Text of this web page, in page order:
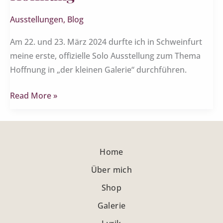
Ausstellungen, Blog
Am 22. und 23. März 2024 durfte ich in Schweinfurt
meine erste, offizielle Solo Ausstellung zum Thema
Hoffnung in „der kleinen Galerie“ durchführen.
Read More »
Home
Über mich
Shop
Galerie